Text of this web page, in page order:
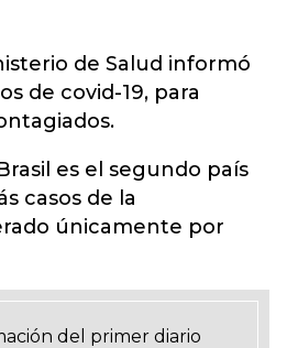
de Salud informó
de covid-19, para
es el segundo país
casos de la
únicamente por
del primer diario